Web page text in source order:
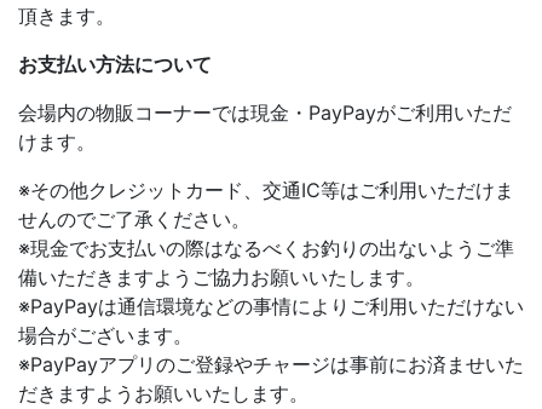
頂きます。
お支払い方法について
会場内の物販コーナーでは現金・PayPayがご利用いただ
けます。
※その他クレジットカード、交通IC等はご利用いただけま
せんのでご了承ください。
※現金でお支払いの際はなるべくお釣りの出ないようご準
備いただきますようご協力お願いいたします。
※PayPayは通信環境などの事情によりご利用いただけない
場合がございます。
※PayPayアプリのご登録やチャージは事前にお済ませいた
だきますようお願いいたします。